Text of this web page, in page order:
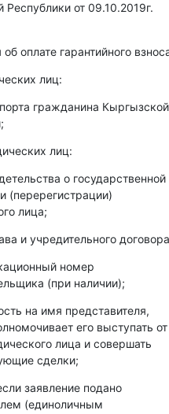
Республики от 09.10.2019г.
об оплате гарантийного
лиц:
гражданина Кыргызской
лиц:
о государственной
(перерегистрации)
лица;
и учредительного
номер
(при наличии);
на имя представителя,
его выступать от
лица и совершать
сделки;
заявление подано
(единоличным